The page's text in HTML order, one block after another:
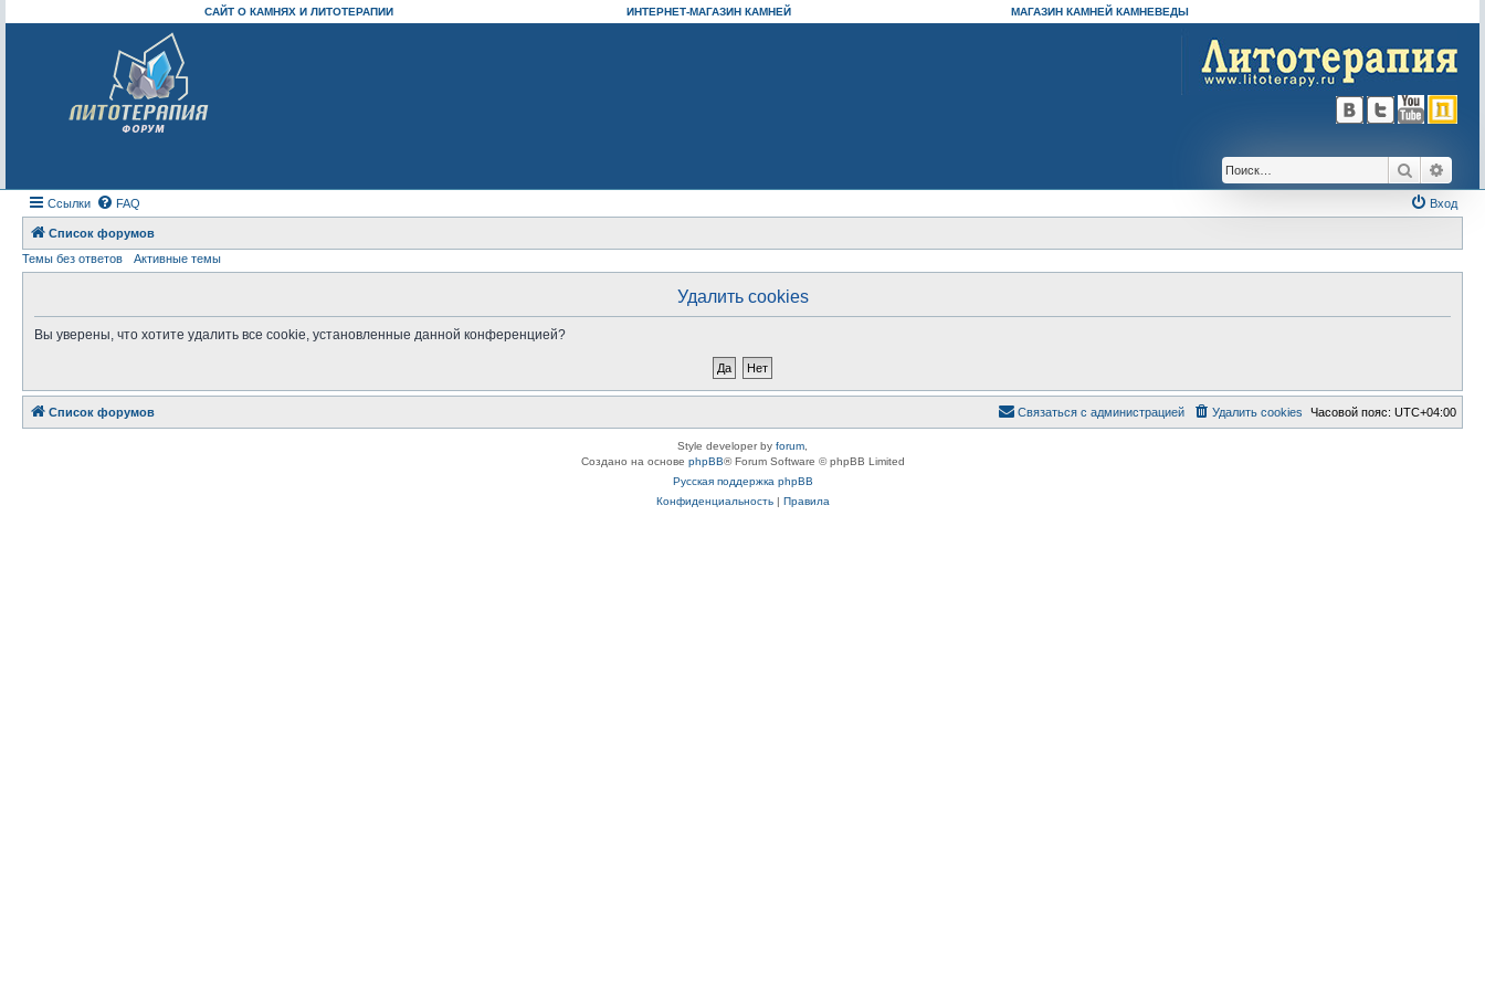
САЙТ О КАМНЯХ И ЛИТОТЕРАПИИ ИНТЕРНЕТ-МАГАЗИН КАМНЕЙ МАГАЗИН КАМНЕЙ КАМНЕВЕДЫ
Поиск
Ссылки FAQ Вход
Список форумов
Темы без ответов
Активные темы
Удалить cookies
Вы уверены, что хотите удалить все cookie, установленные данной конференцией?
Список форумов Часовой пояс: UTC+04:00
Удалить cookies
Связаться с администрацией
Style developer by forum
Создано на основе phpBB® Forum Software © phpBB Limited
Русская поддержка phpBB
Конфиденциальность| Правила